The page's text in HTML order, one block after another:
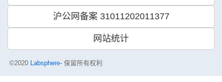
沪公网备案 31011202011377
网站统计
©2020 Labsphere- 保留所有权利